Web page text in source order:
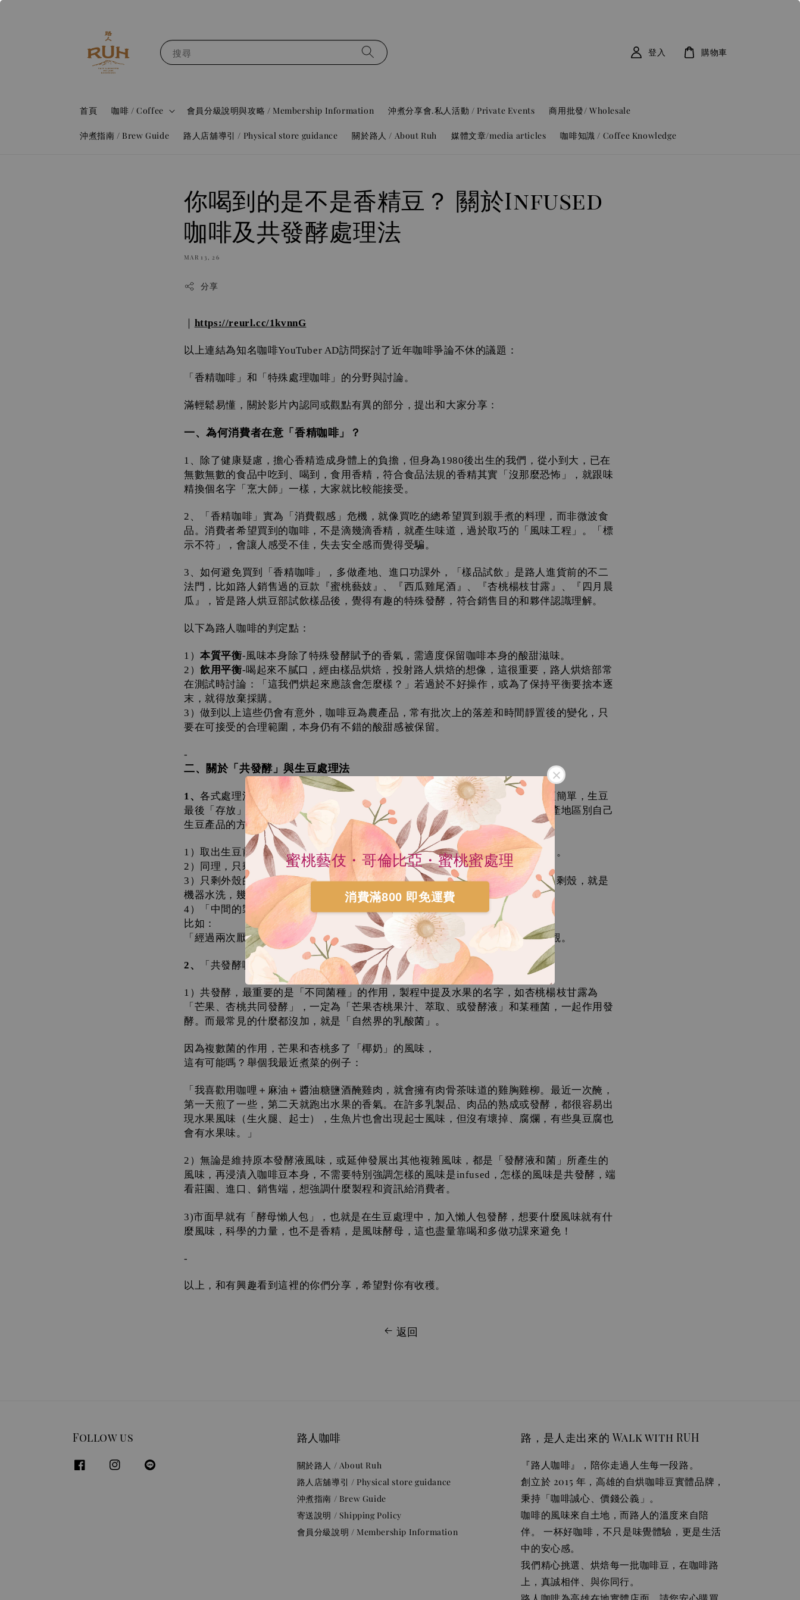
蜜桃藝伎・哥倫比亞・蜜桃蜜處理
消費滿800 即免運費
搜尋
首頁 咖啡 / Coffee 會員分級說明與攻略 / Membership Information 沖煮分享會.私人活動 / Private Events 商用批發/ Wholesale
沖煮指南 / Brew Guide 路人店舖導引 / Physical store guidance 關於路人 / About Ruh 媒體文章/media articles 咖啡知識 / Coffee Knowledge
登入 購物車
你喝到的是不是香精豆？ 關於Infused
咖啡及共發酵處理法
MAR 13, 26
分享
｜ https://reurl.cc/1kvnnG
以上連結為知名咖啡YouTuber AD訪問探討了近年咖啡爭論不休的議題：
「香精咖啡」和「特殊處理咖啡」的分野與討論。
滿輕鬆易懂，關於影片內認同或觀點有異的部分，提出和大家分享：
一、為何消費者在意「香精咖啡」？
1 、除了健康疑慮，擔心香精造成身體上的負擔，但身為1980後出生的我們，從小到大，已在
無數無數的食品中吃到、喝到，食用香精，符合食品法規的香精其實「沒那麼恐怖」，就跟味
精換個名字「烹大師」一樣，大家就比較能接受。
2
、「香精咖啡」實為「消費觀感」危機，就像買吃的總希望買到親手煮的料理，而非微波食
品。消費者希望買到的咖啡，不是滴幾滴香精，就產生味道，過於取巧的「風味工程」。「標
示不符」，會讓人感受不佳，失去安全感而覺得受騙。
3 、如何避免買到「香精咖啡」，多做產地、進口功課外， 「樣品試飲」是路人進貨前的不二
法門，比如路人銷售過的豆款『蜜桃藝妓』、『西瓜雞尾酒』、『杏桃楊枝甘露』、『四月晨
瓜』，皆是路人烘豆部試飲樣品後，覺得有趣的特殊發酵，符合銷售目的和夥伴認識理解。
以下為路人咖啡的判定點：
1 ）本質平衡-風味本身除了特殊發酵賦予的香氣，需適度保留咖啡本身的酸甜滋味。
2 ）飲用平衡-喝起來不膩口，經由樣品烘焙，投射路人烘焙的想像，這很重要，路人烘焙部常
在測試時討論：「這我們烘起來應該會怎麼樣？」若過於不好操作，或為了保持平衡要捨本逐
末，就得放棄採購。
3 ）做到以上這些仍會有意外，咖啡豆為農產品，常有批次上的落差和時間靜置後的變化，只
要在可接受的合理範圍，本身仍有不錯的酸甜感被保留。
-
二、關於「共發酵」與生豆處理法
1、各式處理法的「界定」，其實不是依影片中「靜置」狀態來分辨，可以使用更簡單，生豆
最後「存放」狀態來判定，也就是取出生豆前，不再進行任何處理法時，這也是產地區別自己
生豆產品的方式：
1 ）取出生豆前為「全果實存放」，整顆咖啡櫻桃帶皮完整的，就是「日曬處理」。
2 ）同理，只剩果肉粘膜的，就是「蜜處理」。
3 ）只剩外殼的，就是「水洗處理」，所以用機器直接去除外膜果肉，簡單清洗只剩殼，就是
機器水洗，幾乎不在水中發酵了，水洗可以不用水是真的。
4 ）「中間的製程」＋「最後存放的狀態」，就是現代處理法完整的描述，
比如：
「經過兩次厭氧發酵，最後是帶殼存放，就是雙重厭氧水洗。」其實很簡單、直觀。
2、 「共發酵咖啡」僅僅是「 Infused咖啡」的一環，而非依風味分別：
1 ）共發酵，最重要的是「不同菌種」的作用，製程中提及水果的名字，如杏桃楊枝甘露為
「芒果、杏桃共同發酵」，一定為「芒果杏桃果汁、萃取、或發酵液」和某種菌，一起作用發
酵。而最常見的什麼都沒加，就是「自然界的乳酸菌」。
因為複數菌的作用，芒果和杏桃多了「椰奶」的風味，
這有可能嗎？舉個我最近煮菜的例子：
「我喜歡用咖哩＋麻油＋醬油糖鹽酒醃雞肉，就會擁有肉骨茶味道的雞胸雞柳。最近一次醃，
第一天煎了一些，第二天就跑出水果的香氣。在許多乳製品、肉品的熟成或發酵，都很容易出
現水果風味（生火腿、起士），生魚片也會出現起士風味，但沒有壞掉、腐爛，有些臭豆腐也
會有水果味。」
2 ）無論是維持原本發酵液風味，或延伸發展出其他複雜風味，都是「發酵液和菌」所產生的
風味，再浸漬入咖啡豆本身，不需要特別強調怎樣的風味是infused ，怎樣的風味是共發酵，端
看莊園、進口、銷售端，想強調什麼製程和資訊給消費者。
3)市面早就有「酵母懶人包」，也就是在生豆處理中，加入懶人包發酵，想要什麼風味就有什
麼風味，科學的力量，也不是香精，是風味酵母，這也盡量靠喝和多做功課來避免！
-
以上，和有興趣看到這裡的你們分享，希望對你有收穫。
返回
Follow us 路人咖啡
關於路人 / About Ruh
路人店舖導引 / Physical store guidance
沖煮指南 / Brew Guide
寄送說明 / Shipping Policy
會員分級說明 / Membership Information
路，是人走出來的 Walk with RUH
『路人咖啡』，陪你走過人生每一段路。
創立於 2015 年，高雄的自烘咖啡豆實體品牌，
秉持「咖啡誠心、價錢公義」。
咖啡的風味來自土地，而路人的溫度來自陪
伴。 一杯好咖啡，不只是味覺體驗，更是生活
中的安心感。
我們精心挑選、烘焙每一批咖啡豆，在咖啡路
上，真誠相伴、與你同行。